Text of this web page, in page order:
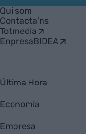
Empresa
Qui som
Contacta'ns
Totmedia
EnpresaBIDEA
Última Hora
Economia
Empresa